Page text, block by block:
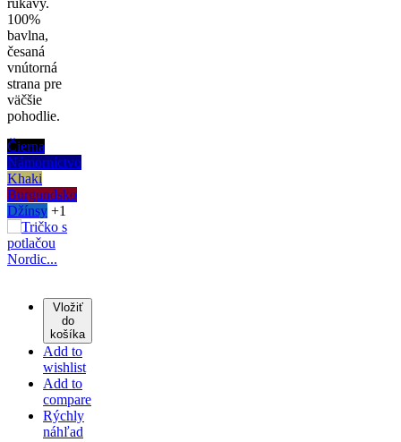
100%
bavlna,
česaná
vnútorná
strana pre
väčšie
pohodlie.
Čierna
Námorníctvo
Khaki
Burgundsko
Džínsy +1
Vložiť
do
košíka
Add to
wishlist
Add to
compare
Rýchly
náhľad